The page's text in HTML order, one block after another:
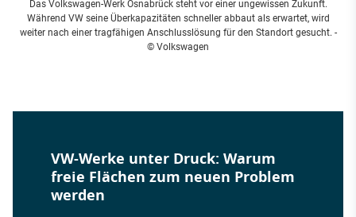
Das Volkswagen-Werk Osnabrück steht vor einer ungewissen Zukunft.
Während VW seine Überkapazitäten schneller abbaut als erwartet, wird
weiter nach einer tragfähigen Anschlusslösung für den Standort gesucht. -
© Volkswagen
VW-Werke unter Druck: Warum
freie Flächen zum neuen Problem
werden